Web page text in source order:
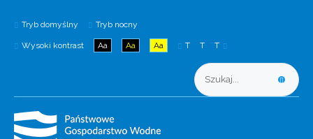
Tryb domyślny Tryb nocny
Wysoki kontrast Aa Aa Aa T T T